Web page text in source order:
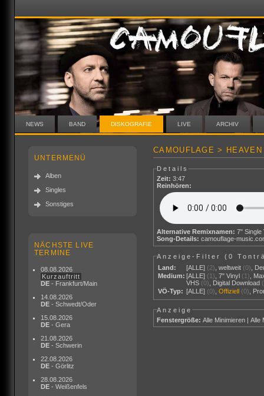
NEWS BAND DISKOGRAFIE LIVE ARCHIV
UNTERMENÜ
Alben
Singles
Sonstiges
NÄCHSTE LIVE
TERMINE
08.08.2026
Kurzauftritt
DE - Frankfurt/Main
14.08.2026
DE - Schwedt/Oder
15.08.2026
DE - Gera
21.08.2026
DE - Schwerin
22.08.2026
DE - Görlitz
28.08.2026
DE - Weißenfels
CAMOUFLAGE >
Details
Zeit: 3:47
Reinhören:
Alternative Remixnamen: 7"
Song-Details: camouflage-
Anzeige-Filter (0
Land:
[ALLE] (2) ,weltweit (0)
Medium: [ALLE] (1) ,7" Vinyl (1)
VHS (0) Digital Download
VÖ-Typ: [ALLE] (0) ,Offiziell (0)
Anzeige
Fenstergröße: Alle Minimieren |Alle